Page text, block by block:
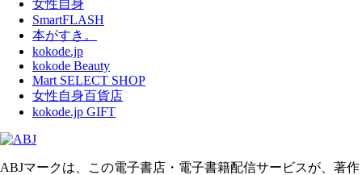
女性自身
SmartFLASH
本がすき。
kokode.jp
kokode Beauty
Mart SELECT SHOP
女性自身百貨店
kokode.jp GIFT
ABJマークは、この電子書店・電子書籍配信サービスが、著作